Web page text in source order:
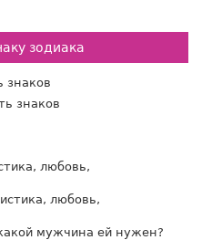
зодиака
знаков
знаков
любовь,
любовь,
мужчина ей нужен?